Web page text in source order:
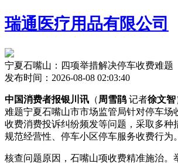
瑞通医疗用品有限公司
宁夏石嘴山：四项举措解决停车收费难题
发布时间：2026-08-08 02:03:40
中国消费者报银川讯 （ 周雪鹃 记者徐文智
难题宁夏石嘴山市市场监管局针对停车场
收费消费投诉纠纷频发等问题，采取多种
规范经营性、停车小区停车服务收费行为
核查问题原因，石嘴山项收费精准施治。